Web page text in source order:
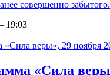
совершенно забытого.
19:03
«Сила